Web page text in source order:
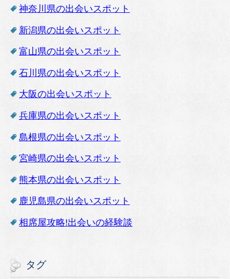
神奈川県の出会いスポット
新潟県の出会いスポット
富山県の出会いスポット
石川県の出会いスポット
大阪の出会いスポット
兵庫県の出会いスポット
島根県の出会いスポット
宮崎県の出会いスポット
熊本県の出会いスポット
鹿児島県の出会いスポット
相席屋攻略!出会いの経験談
タグ